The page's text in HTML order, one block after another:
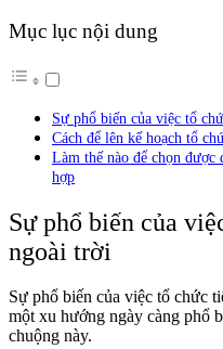
Mục lục nội dung
Sự phổ biến của việc tổ
Cách để lên kế hoạch tổ
Làm thế nào để chọn
hợp
Sự phổ biến của
ngoài trời
Sự phổ biến của việc tổ chức
một xu hướng ngày càng phổ
chuộng này.